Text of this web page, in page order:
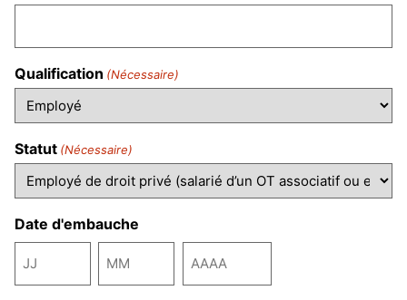
Qualification (Nécessaire)
Statut (Nécessaire)
Date d'embauche